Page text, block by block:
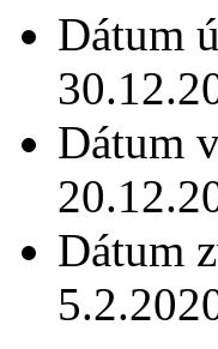
Dátum
Dátum
Dátum